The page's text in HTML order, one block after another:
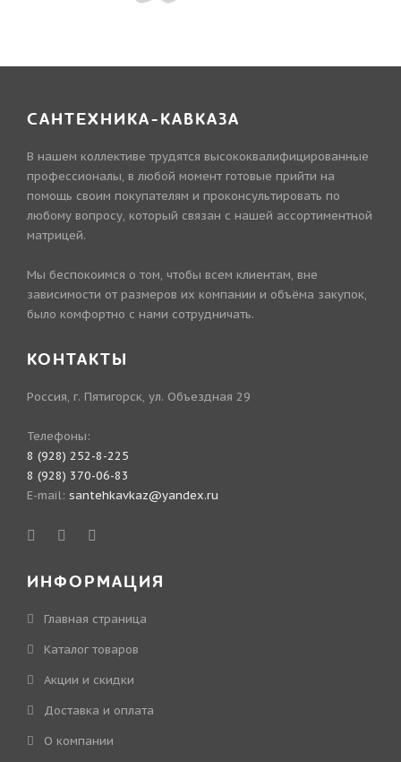
САНТЕХНИКА-КАВКАЗА
В нашем коллективе трудятся высококвалифицированные
профессионалы, в любой момент готовые прийти на
помощь своим покупателям и проконсультировать по
любому вопросу, который связан с нашей ассортиментной
матрицей.
Мы беспокоимся о том, чтобы всем клиентам, вне
зависимости от размеров их компании и объёма закупок,
было комфортно с нами сотрудничать.
КОНТАКТЫ
Россия, г. Пятигорск, ул. Объездная 29
Телефоны:
8 (928) 252-8-225
8 (928) 370-06-83
E-mail: santehkavkaz@yandex.ru
ИНФОРМАЦИЯ
Главная страница
Каталог товаров
Акции и скидки
Доставка и оплата
О компании